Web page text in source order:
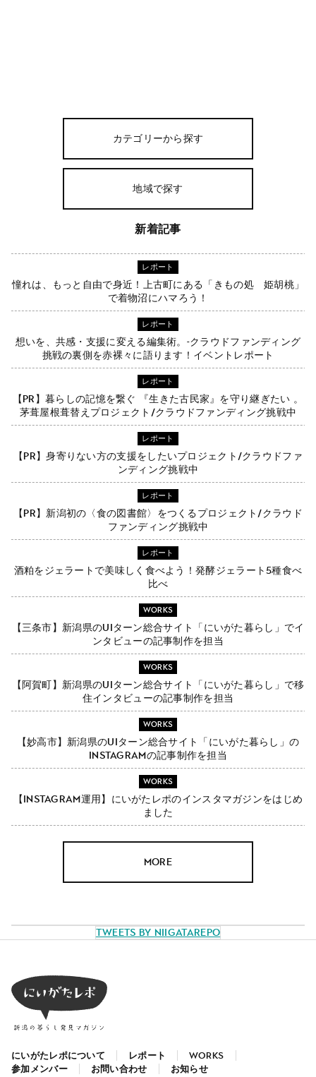
カテゴリーから探す
地域で探す
新着記事
レポート
憧れは、もっと自由で身近！上古町にある「きもの処 姫胡桃」
で着物沼にハマろう！
レポート
想いを、共感・支援に変える編集術。-クラウドファンディング
挑戦の裏側を赤裸々に語ります！イベントレポート
レポート
【PR】暮らしの記憶を繋ぐ 『生きた古民家』を守り継ぎたい 。
茅葺屋根葺替えプロジェクト/クラウドファンディング挑戦中
レポート
【PR】身寄りない方の支援をしたいプロジェクト/クラウドファ
ンディング挑戦中
レポート
【PR】新潟初の〈食の図書館〉をつくるプロジェクト/クラウド
ファンディング挑戦中
レポート
酒粕をジェラートで美味しく食べよう！発酵ジェラート5種食べ
比べ
WORKS
【三条市】新潟県のUIターン総合サイト「にいがた暮らし」でイ
ンタビューの記事制作を担当
WORKS
【阿賀町】新潟県のUIターン総合サイト「にいがた暮らし」で移
住インタビューの記事制作を担当
WORKS
【妙高市】新潟県のUIターン総合サイト「にいがた暮らし」の
Instagramの記事制作を担当
WORKS
【Instagram運用】にいがたレポのインスタマガジンをはじめ
ました
MORE
Tweets by NiigataRepo
にいがたレポについて レポート
WORKS
参加メンバー
お問い合わせ お知らせ